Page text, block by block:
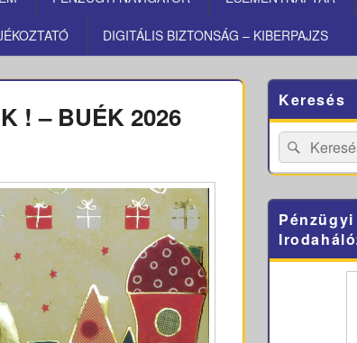
DIGITÁLIS BIZTONSÁG – KIBERPAJZS
! – BUÉK 2026
Sidebar
Widget
Area
Keresés
Search
for:
Search